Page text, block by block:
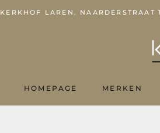
KERKHOF LAREN,
HOMEPAGE
MERKEN